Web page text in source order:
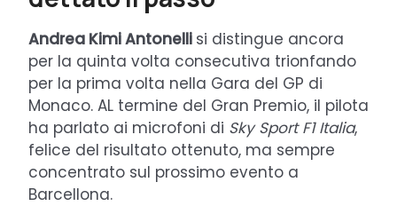
Andrea Kimi Antonelli si distingue ancora
per la quinta volta consecutiva trionfando
per la prima volta nella Gara del GP di
Monaco. AL termine del Gran Premio, il pilota
ha parlato ai microfoni di Sky Sport F1 Italia,
felice del risultato ottenuto, ma sempre
concentrato sul prossimo evento a
Barcellona.